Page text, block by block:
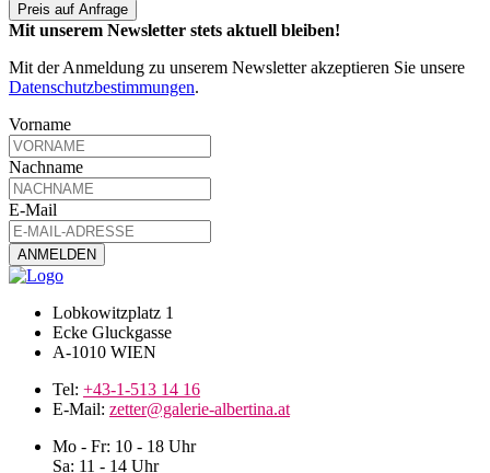
Preis auf Anfrage
Mit unserem Newsletter stets aktuell bleiben!
Mit der Anmeldung zu unserem Newsletter akzeptieren Sie unsere
Datenschutzbestimmungen.
Vorname
Nachname
E-Mail
Lobkowitzplatz 1
Ecke Gluckgasse
A-1010 WIEN
Tel: +43-1-513 14 16
E-Mail: zetter@galerie-albertina.at
Mo - Fr: 10 - 18 Uhr
Sa: 11 - 14 Uhr